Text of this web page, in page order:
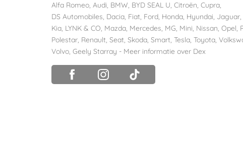
Alfa Romeo, Audi, BMW, BYD SEAL U, Citroën, Cupra,
DS Automobiles, Dacia, Fiat, Ford, Honda, Hyundai, Jaguar,
Kia, LYNK & CO, Mazda, Mercedes, MG, Mini, Nissan, Opel,
Polestar, Renault, Seat, Skoda, Smart, Tesla, Toyota,
Volvo, Geely Starray - Meer informatie over Dex